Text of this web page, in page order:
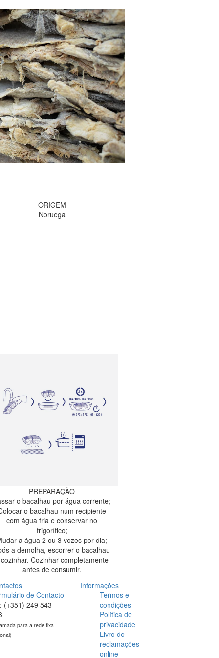
ORIGEM
Noruega
PREPARAÇÃO
o bacalhau por água corrente;
o bacalhau num recipiente
com água fria e conservar no
frigorífico;
a água 2 ou 3 vezes por dia;
a demolha, escorrer o bacalhau
Cozinhar completamente
antes de consumir.
de Contacto
(+351) 249 543
para a rede fixa
Informações
Termos e
condições
Política de
privacidade
Livro de
reclamações
online